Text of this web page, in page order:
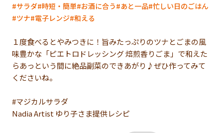
サラダ 時短・簡単 お酒に合う あと一品 忙しい日のごはん
ツナ 電子レンジ 和える
１度食べるとやみつきに！旨みたっぷりのツナとごまの風
味豊かな「ピエトロドレッシング 焙煎香りごま」で和えた
らあっという間に絶品副菜のできあがり♪ぜひ作ってみて
くださいね。
#マジカルサラダ
Nadia Artist ゆり子さま提供レシピ